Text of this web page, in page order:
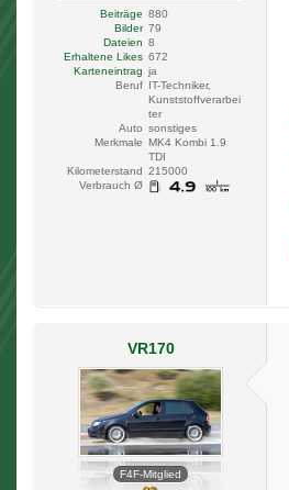
Beiträge 880
Bilder 79
Dateien 8
Erhaltene Likes 672
Karteneintrag ja
Beruf IT-Techniker,
Kunststoffverarbei
ter
Auto sonstiges
Merkmale MK4 Kombi 1.9
TDI
Kilometerstand 215000
Verbrauch Ø
VR170
F4F-Mitglied